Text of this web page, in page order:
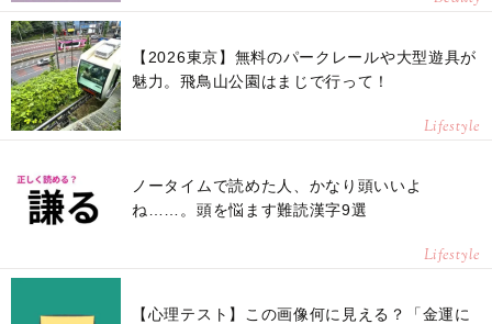
【2026東京】無料のパークレールや大型遊具が
魅力。飛鳥山公園はまじで行って！
Lifestyle
ノータイムで読めた人、かなり頭いいよ
ね……。頭を悩ます難読漢字9選
Lifestyle
【心理テスト】この画像何に見える？「金運に